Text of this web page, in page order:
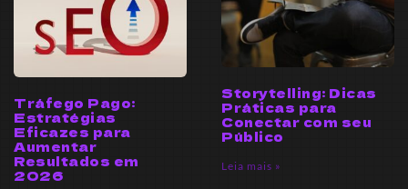
Tráfego Pago:
Estratégias
Eficazes para
Aumentar
Resultados em
2026
Storytelling: Dicas
Práticas para
Conectar com seu
Público
Leia mais »